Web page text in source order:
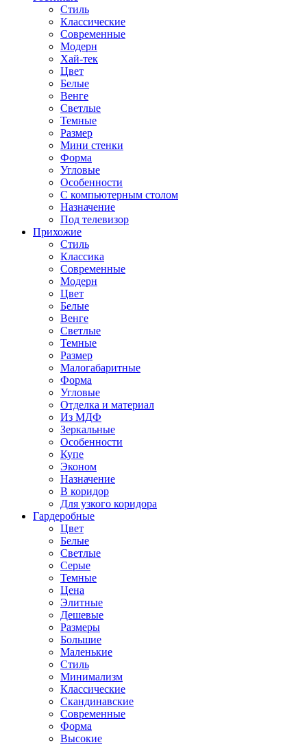
Стиль
Классические
Современные
Модерн
Хай-тек
Цвет
Белые
Венге
Светлые
Темные
Размер
Мини стенки
Форма
Угловые
Особенности
С компьютерным столом
Назначение
Под телевизор
Прихожие
Стиль
Классика
Современные
Модерн
Цвет
Белые
Венге
Светлые
Темные
Размер
Малогабаритные
Форма
Угловые
Отделка и материал
Из МДФ
Зеркальные
Особенности
Купе
Эконом
Назначение
В коридор
Для узкого коридора
Гардеробные
Цвет
Белые
Светлые
Серые
Темные
Цена
Элитные
Дешевые
Размеры
Большие
Маленькие
Стиль
Минимализм
Классические
Скандинавские
Современные
Форма
Высокие